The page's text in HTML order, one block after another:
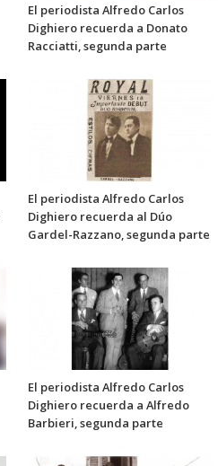
El periodista Alfredo Carlos
Dighiero recuerda a Donato
Racciatti, segunda parte
El periodista Alfredo Carlos
Dighiero recuerda al Dúo
Gardel-Razzano, segunda parte
El periodista Alfredo Carlos
Dighiero recuerda a Alfredo
Barbieri, segunda parte